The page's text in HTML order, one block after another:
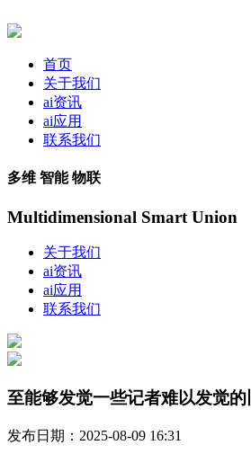
首页
关于我们
ai资讯
ai应用
联系我们
多维 智能 物联
Multidimensional Smart Union
关于我们
ai资讯
ai应用
联系我们
至能够发觉一些记者难以发觉
发布日期：2025-08-09 16:31